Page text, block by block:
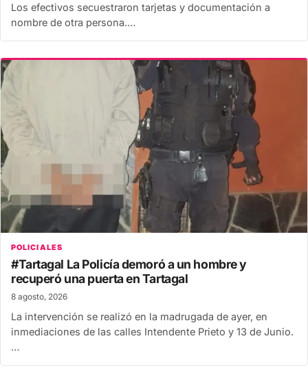
Los efectivos secuestraron tarjetas y documentación a
nombre de otra persona.…
POLICIALES
#Tartagal La Policía demoró a un hombre y
recuperó una puerta en Tartagal
8 agosto, 2026
La intervención se realizó en la madrugada de ayer, en
inmediaciones de las calles Intendente Prieto y 13 de Junio.
…